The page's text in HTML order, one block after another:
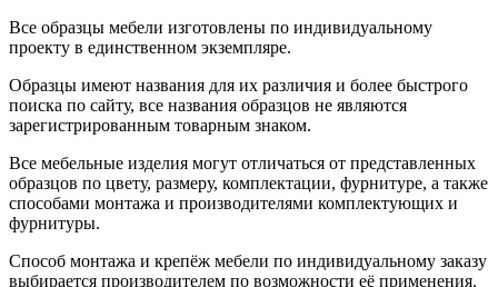
Все образцы мебели изготовлены по индивидуальному
проекту в единственном экземпляре.
Образцы имеют названия для их различия и более быстрого
поиска по сайту, все названия образцов не являются
зарегистрированным товарным знаком.
Все мебельные изделия могут отличаться от представленных
образцов по цвету, размеру, комплектации, фурнитуре, а также
способами монтажа и производителями комплектующих и
фурнитуры.
Способ монтажа и крепёж мебели по индивидуальному заказу
выбирается производителем по возможности её применения.